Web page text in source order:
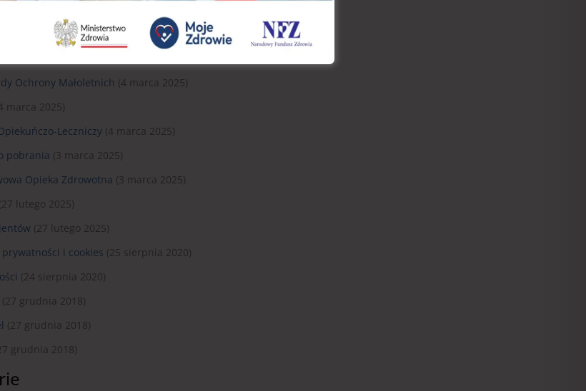
(17 marca 2025)
Ochrony Małoletnich (4 marca 2025)
marca 2025)
Leczniczy (4 marca 2025)
pobrania (3 marca 2025)
Opieka Zdrowotna (3 marca 2025)
(27 lutego 2025)
(27 lutego 2025)
prywatności i cookies (25 sierpnia 2020)
(24 sierpnia 2020)
(27 grudnia 2018)
(27 grudnia 2018)
grudnia 2018)